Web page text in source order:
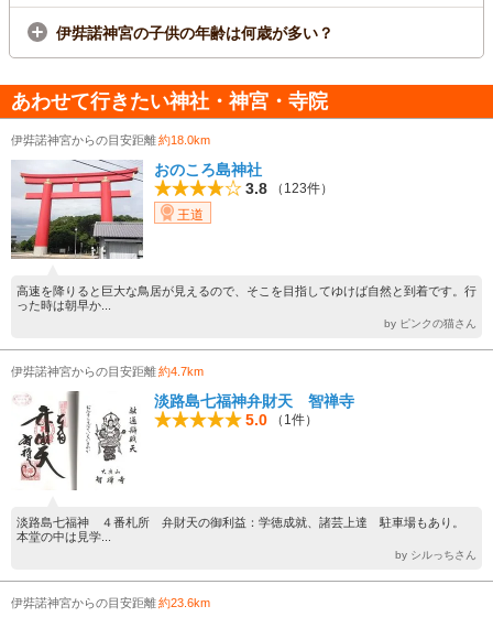
伊弉諾神宮の子供の年齢は何歳が多い？
あわせて行きたい神社・神宮・寺院
伊弉諾神宮からの目安距離約18.0km
おのころ島神社
3.8
（123件）
王道
高速を降りると巨大な鳥居が見えるので、そこを目指してゆけば自然と到着です。行
った時は朝早か...
by ピンクの猫さん
伊弉諾神宮からの目安距離約4.7km
淡路島七福神弁財天 智禅寺
5.0
（1件）
淡路島七福神 ４番札所 弁財天の御利益：学徳成就、諸芸上達 駐車場もあり。
本堂の中は見学...
by シルっちさん
伊弉諾神宮からの目安距離約23.6km